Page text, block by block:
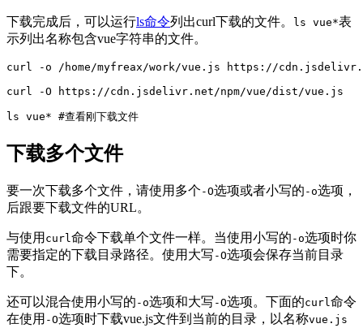
下载完成后，可以运行ls命令列出curl下载的文件。 ls vue*表
示列出名称包含vue字符串的文件。
curl -o /home/myfreax/work/vue.js https://
curl -O https://cdn.jsdelivr.net/npm/vue/dist/vue.js
ls vue* #查看刚下载文件
下载多个文件
要一次下载多个文件，请使用多个 -O选项或者小写的 -o选项，
后跟要下载文件的URL。
与使用 curl命令下载单个文件一样。当使用小写的 -o选项时你
需要指定的下载目录路径。使用大写 -O选项会保存当前目录
下。
还可以混合使用小写的 -o选项和大写 -O选项。下面的curl命令
在使用 -O选项时下载vue.js文件到当前的目录，以名称vue.js